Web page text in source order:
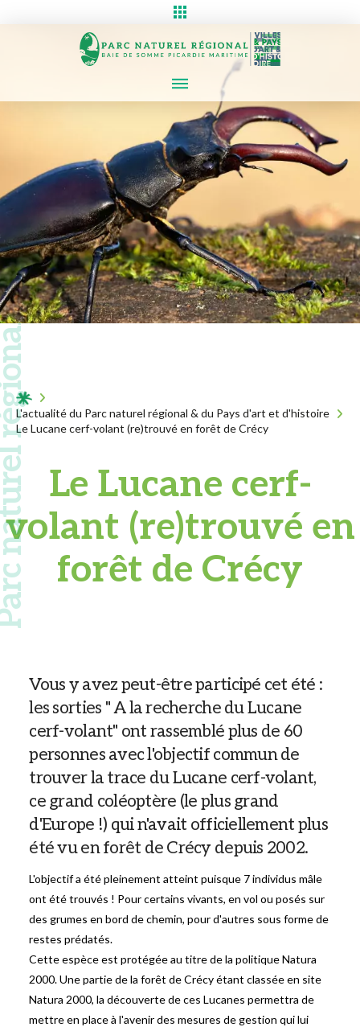
régional
Acceuil
L'actualité du Parc naturel régional & du Pays d'art et d'histoire
Le Lucane cerf-volant (re)trouvé en forêt de Crécy
Le Lucane cerf-
volant (re)trouvé en
forêt de Crécy
Vous y avez peut-être participé cet été :
les sorties " A la recherche du Lucane
cerf-volant" ont rassemblé plus de 60
personnes avec l'objectif commun de
trouver la trace du Lucane cerf-volant,
ce grand coléoptère (le plus grand
d'Europe !) qui n'avait officiellement plus
été vu en forêt de Crécy depuis 2002.
L'objectif a été pleinement atteint puisque 7 individus mâle
ont été trouvés ! Pour certains vivants, en vol ou posés sur
des grumes en bord de chemin, pour d'autres sous forme de
restes prédatés.
Cette espèce est protégée au titre de la politique Natura
2000. Une partie de la forêt de Crécy étant classée en site
Natura 2000, la découverte de ces Lucanes permettra de
mettre en place à l'avenir des mesures de gestion qui lui